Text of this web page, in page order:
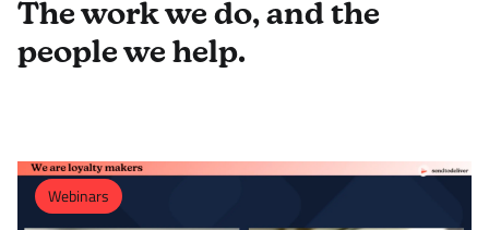
The work we do, and the
people we help.
Webinars